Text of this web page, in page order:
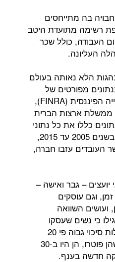
היטב
כולל שכר
בעולם
של
נתוני הרשות הפיננסית לתעשייה הפיננסית (FINRA),
הברית
כל נתוני
ההעסקה של יועצים פיננסיים בשנים 2005 עד 2015,
חברה,
ואישה –
שעסקו
בהתנהגות לא הולמת היו בעלות סיכוי גבוה פי 20
לפיטורין בגין העבירה. ואחרי שהן פוטרו, הן היו ב-30